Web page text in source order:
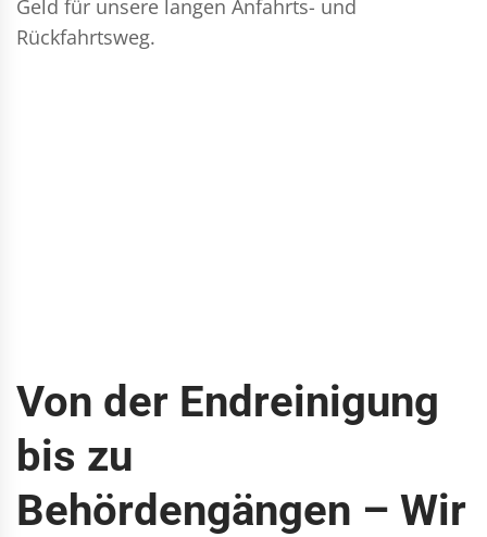
Geld für unsere langen Anfahrts- und
Rückfahrtsweg.
Von der Endreinigung
bis zu
Behördengängen – Wir